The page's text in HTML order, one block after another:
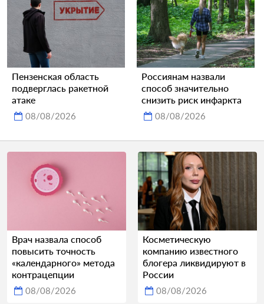
Пензенская область
подверглась ракетной
атаке
08/08/2026
Россиянам назвали
способ значительно
снизить риск инфаркта
08/08/2026
Врач назвала способ
повысить точность
«календарного» метода
контрацепции
08/08/2026
Косметическую
компанию известного
блогера ликвидируют в
России
08/08/2026